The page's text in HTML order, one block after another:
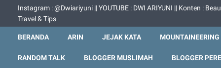
Instagram : @Dwiariyuni || YOUTUBE : DWI ARIYUNI || Konten :
Travel & Tips
BERANDA ARIN JEJAK KATA MOUNTAINEERING
RANDOM TALK BLOGGER MUSLIMAH BLOGGER